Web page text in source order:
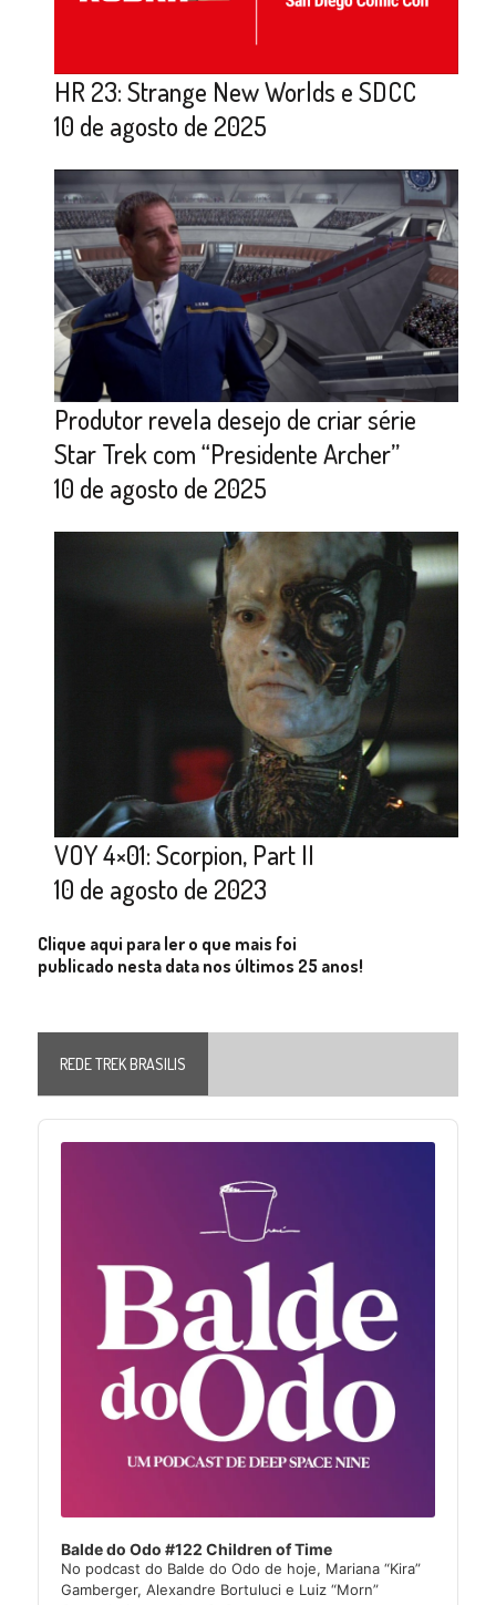
HR 23: Strange New Worlds e SDCC
10 de agosto de 2025
Produtor revela desejo de criar série
Star Trek com “Presidente Archer”
10 de agosto de 2025
VOY 4×01: Scorpion, Part II
10 de agosto de 2023
Clique aqui para ler o que mais foi
publicado nesta data nos últimos 25 anos!
REDE TREK BRASILIS
Audio
Player
Balde do Odo #122 Children of Time
No podcast do Balde do Odo de hoje, Mariana “Kira”
Gamberger, Alexandre Bortuluci e Luiz “Morn”